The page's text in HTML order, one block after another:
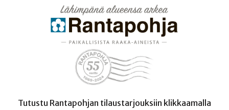
Tutustu Rantapohjan tilaustarjouksiin klikkaamalla